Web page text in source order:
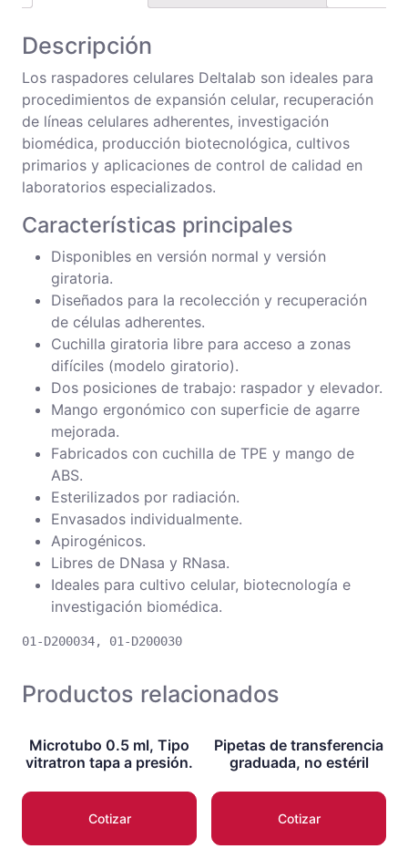
Descripción
Los raspadores celulares Deltalab son ideales para
procedimientos de expansión celular, recuperación
de líneas celulares adherentes, investigación
biomédica, producción biotecnológica, cultivos
primarios y aplicaciones de control de calidad en
laboratorios especializados.
Características principales
Disponibles en versión normal y versión
giratoria.
Diseñados para la recolección y recuperación
de células adherentes.
Cuchilla giratoria libre para acceso a zonas
difíciles (modelo giratorio).
Dos posiciones de trabajo: raspador y elevador.
Mango ergonómico con superficie de agarre
mejorada.
Fabricados con cuchilla de TPE y mango de
ABS.
Esterilizados por radiación.
Envasados individualmente.
Apirogénicos.
Libres de DNasa y RNasa.
Ideales para cultivo celular, biotecnología e
investigación biomédica.
01-D200034​, 01-D200030
Productos relacionados
Microtubo 0.5 ml, Tipo
vitratron tapa a presión.
Cotizar
Pipetas de transferencia
graduada, no estéril
Cotizar